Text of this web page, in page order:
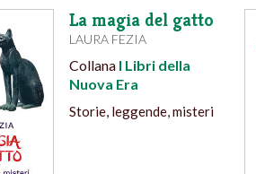
La magia del gatto
LAURA FEZIA
Collana I Libri della
Nuova Era
Storie, leggende, misteri